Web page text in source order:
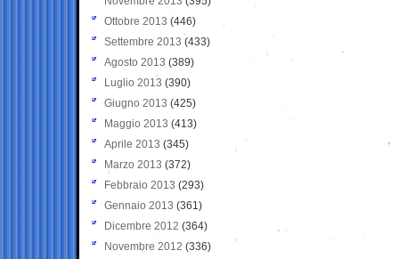
Ottobre 2013 (446)
Settembre 2013 (433)
Agosto 2013 (389)
Luglio 2013 (390)
Giugno 2013 (425)
Maggio 2013 (413)
Aprile 2013 (345)
Marzo 2013 (372)
Febbraio 2013 (293)
Gennaio 2013 (361)
Dicembre 2012 (364)
Novembre 2012 (336)